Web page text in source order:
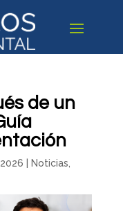
de un
Noticias